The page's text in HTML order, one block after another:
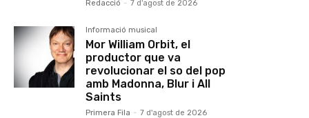
Redacció - 7 d'agost de 2026
Informació musical
Mor William Orbit, el
productor que va
revolucionar el so del pop
amb Madonna, Blur i All
Saints
Primera Fila - 7 d'agost de 2026